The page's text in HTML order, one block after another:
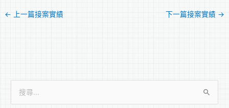
← 上一篇接案實績 下一篇接案實績 →